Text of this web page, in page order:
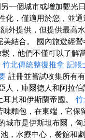
一個城市或增加觀光
化，僅適用於您，並
外提供，但提供最高
結合。 國內旅遊經
，他們不僅可以了解
竹北傳統整復推拿 記帳
註冊並嘗試收集所有
，庫爾德人和阿拉伯
其和伊斯蘭帝國。 竹
麵包，在東端，它保
城市是伊斯坦布爾，
，水療中心，餐館和